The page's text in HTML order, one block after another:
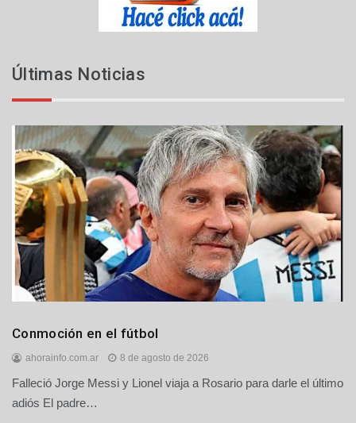
Últimas Noticias
Deportes
Conmoción en el fútbol
ahorainfo.com.ar 8 de agosto de 2026
Falleció Jorge Messi y Lionel viaja a Rosario para darle el último
adiós El padre…